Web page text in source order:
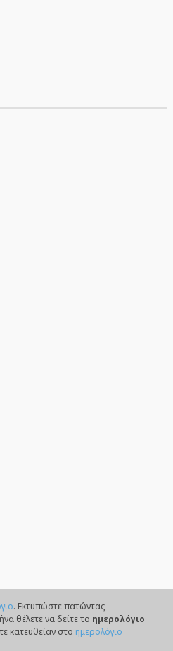
. Eκτυπώστε πατώντας
θέλετε να δείτε το ημερολόγιο
κατευθείαν στο ημερολόγιο